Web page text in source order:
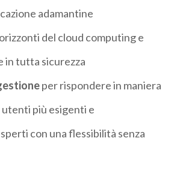
adamantine
del cloud computing e
in tutta sicurezza
per rispondere in maniera
più esigenti e
con una flessibilità senza